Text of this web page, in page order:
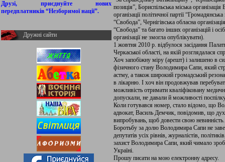
Друзі, приєднуйте нових
передплатників “Незборимої нації”.
Дружні сайти
позиція”, Бориспільська міська
організації політичної партії
“Свобода”, Чернігівська обласна
“Свобода” та багато інших організацій і
організації не змогла опублікувати).
1 жовтня 2010 р. відбулося засідання
Черкаської області, на якій розглядалася
Хоч запобіжну міру (арешт) і залишено в
фізичного стану Володимира Сапи, який
астму, а також широкий громадський
в лікарню. І хоч він продовжував
можливість отримати кваліфіковану
допускали, не давали й можливості
Коли готувався номер, стало відомо, що
адвокат, Василь Демчик, повідомив, що
випробувань, щоб довести свою
Боротьбу за долю Володимира Сапи не
депутатів усіх рівнів, журналістів,
захист Володимира Сапи, який чимало
Україні.
Прошу писати на мою електронну адресу.